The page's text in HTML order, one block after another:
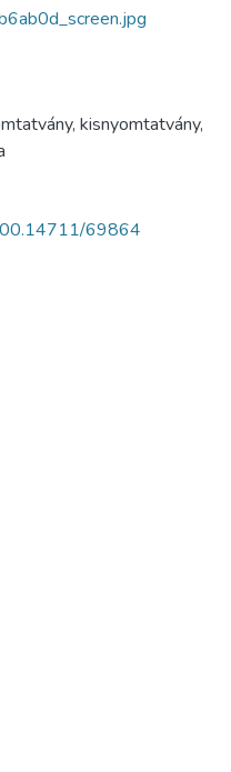
, kisnyomtatvány,
69864